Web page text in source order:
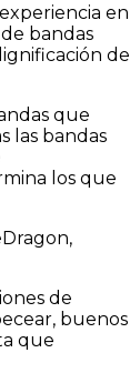
en
bandas
de
que
las bandas
los que
de
buenos
que